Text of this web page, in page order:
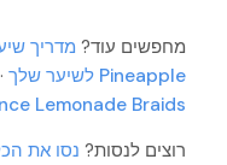
More
More
More
מחפשים עוד?
Pineapple לשיער שלך
·
Lemonade Braids
רוצים לנסות? נסו את